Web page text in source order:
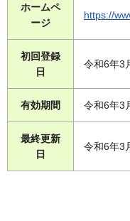
ホームペ
ージ
https://
初回登録
日
令和6年3
有効期間 令和6年3
最終更新
日
令和6年3